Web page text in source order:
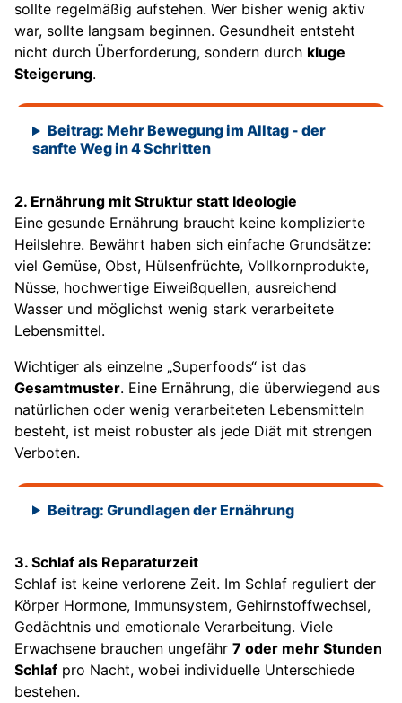
sollte regelmäßig aufstehen. Wer bisher wenig aktiv
war, sollte langsam beginnen. Gesundheit entsteht
nicht durch Überforderung, sondern durch kluge
Steigerung.
Beitrag: Mehr Bewegung im Alltag - der
sanfte Weg in 4 Schritten
2. Ernährung mit Struktur statt Ideologie
Eine gesunde Ernährung braucht keine komplizierte
Heilslehre. Bewährt haben sich einfache Grundsätze:
viel Gemüse, Obst, Hülsenfrüchte, Vollkornprodukte,
Nüsse, hochwertige Eiweißquellen, ausreichend
Wasser und möglichst wenig stark verarbeitete
Lebensmittel.
Wichtiger als einzelne „Superfoods“ ist das
Gesamtmuster. Eine Ernährung, die überwiegend aus
natürlichen oder wenig verarbeiteten Lebensmitteln
besteht, ist meist robuster als jede Diät mit strengen
Verboten.
Beitrag: Grundlagen der Ernährung
3. Schlaf als Reparaturzeit
Schlaf ist keine verlorene Zeit. Im Schlaf reguliert der
Körper Hormone, Immunsystem, Gehirnstoffwechsel,
Gedächtnis und emotionale Verarbeitung. Viele
Erwachsene brauchen ungefähr 7 oder mehr Stunden
Schlaf pro Nacht, wobei individuelle Unterschiede
bestehen.